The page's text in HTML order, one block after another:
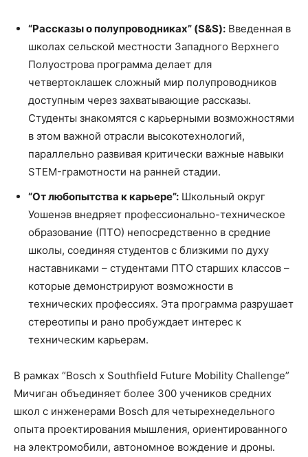
“Рассказы о полупроводниках” (S&S): Введенная в
школах сельской местности Западного Верхнего
Полуострова программа делает для
четвертоклашек сложный мир полупроводников
доступным через захватывающие рассказы.
Студенты знакомятся с карьерными возможностями
в этом важной отрасли высокотехнологий,
параллельно развивая критически важные навыки
STEM-грамотности на ранней стадии.
“От любопытства к карьере”: Школьный округ
Уошенэв внедряет профессионально-техническое
образование (ПТО) непосредственно в средние
школы, соединяя студентов с близкими по духу
наставниками – студентами ПТО старших классов –
которые демонстрируют возможности в
технических профессиях. Эта программа разрушает
стереотипы и рано пробуждает интерес к
техническим карьерам.
В рамках “Bosch x Southfield Future Mobility Challenge”
Мичиган объединяет более 300 учеников средних
школ с инженерами Bosch для четырехнедельного
опыта проектирования мышления, ориентированного
на электромобили, автономное вождение и дроны.